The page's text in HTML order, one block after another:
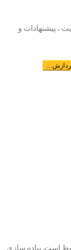
، پیشنهادات و
است. پیاده سازی